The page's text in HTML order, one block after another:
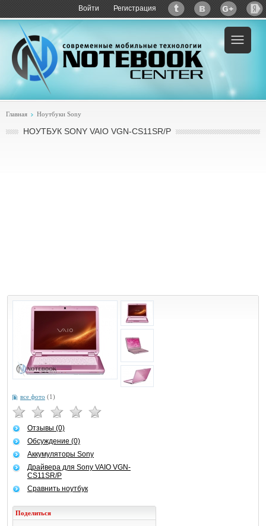
Войти Регистрация
Пример:купить Sony VAIO VGN-CS11SR/P
Главная Ноутбуки Sony
НОУТБУК SONY VAIO VGN-CS11SR/P
все фото (1)
Отзывы (0)
Обсуждение (0)
Аккумуляторы Sony
Драйвера для Sony VAIO VGN-
CS11SR/P
Сравнить ноутбук
Поделиться